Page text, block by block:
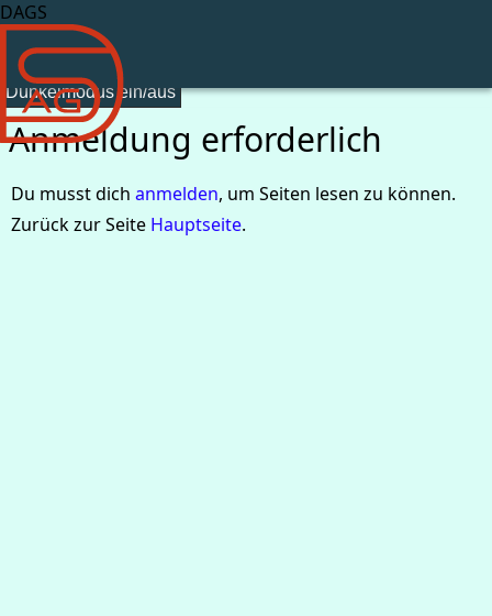
DAGS
Dunkelmodus ein/aus
Anmeldung erforderlich
Du musst dich anmelden, um Seiten lesen zu können.
Zurück zur Seite Hauptseite.